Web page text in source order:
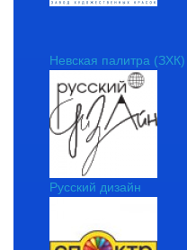
Невская палитра (ЗХК)
Русский дизайн